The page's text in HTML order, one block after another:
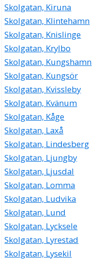
Skolgatan, Kiruna
Skolgatan, Klintehamn
Skolgatan, Knislinge
Skolgatan, Krylbo
Skolgatan, Kungshamn
Skolgatan, Kungsör
Skolgatan, Kvissleby
Skolgatan, Kvänum
Skolgatan, Kåge
Skolgatan, Laxå
Skolgatan, Lindesberg
Skolgatan, Ljungby
Skolgatan, Ljusdal
Skolgatan, Lomma
Skolgatan, Ludvika
Skolgatan, Lund
Skolgatan, Lycksele
Skolgatan, Lyrestad
Skolgatan, Lysekil